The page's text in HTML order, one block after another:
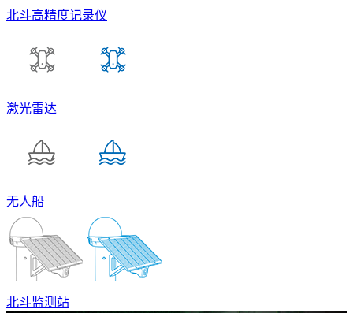
北斗高精度记录仪
激光雷达
无人船
北斗监测站